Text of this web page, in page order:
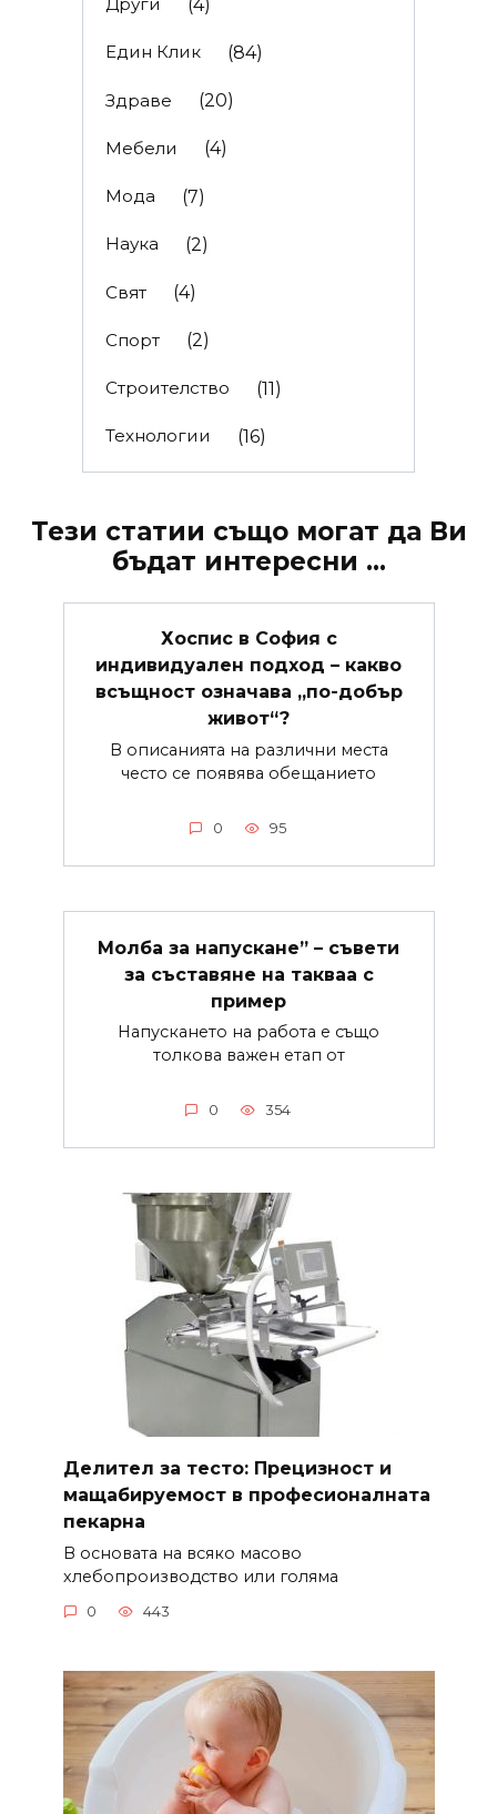
Един Клик (84)
Здраве (20)
Мебели (4)
Мода (7)
Наука (2)
Свят (4)
Спорт (2)
Строителство (11)
Технологии (16)
Тези статии също могат да Ви
бъдат интересни ...
Хоспис в София с
индивидуален подход – какво
всъщност означава „по-добър
живот“?
В описанията на различни места
често се появява обещанието
0 95
Молба за напускане” – съвети
за съставяне на такваа с
пример
Напускането на работа е също
толкова важен етап от
0 354
Делител за тесто: Прецизност и
мащабируемост в професионалната
пекарна
В основата на всяко масово
хлебопроизводство или голяма
0 443